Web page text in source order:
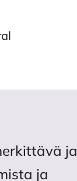
ja
ja